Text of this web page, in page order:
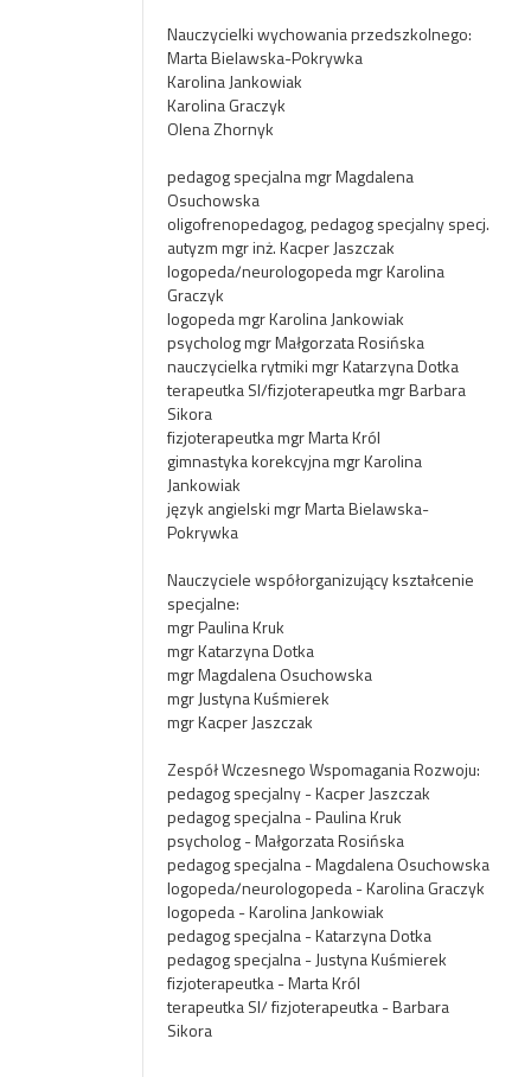
Nauczycielki wychowania przedszkolnego:
Marta Bielawska-Pokrywka
Karolina Jankowiak
Karolina Graczyk
Olena Zhornyk
pedagog specjalna mgr Magdalena
Osuchowska
oligofrenopedagog, pedagog specjalny specj.
autyzm mgr inż. Kacper Jaszczak
logopeda/neurologopeda mgr Karolina
Graczyk
logopeda mgr Karolina Jankowiak
psycholog mgr Małgorzata Rosińska
nauczycielka rytmiki mgr Katarzyna Dotka
terapeutka SI/fizjoterapeutka mgr Barbara
Sikora
fizjoterapeutka mgr Marta Król
gimnastyka korekcyjna mgr Karolina
Jankowiak
język angielski mgr Marta Bielawska-
Pokrywka
Nauczyciele współorganizujący kształcenie
specjalne:
mgr Paulina Kruk
mgr Katarzyna Dotka
mgr Magdalena Osuchowska
mgr Justyna Kuśmierek
mgr Kacper Jaszczak
Zespół Wczesnego Wspomagania Rozwoju:
pedagog specjalny - Kacper Jaszczak
pedagog specjalna - Paulina Kruk
psycholog - Małgorzata Rosińska
pedagog specjalna - Magdalena Osuchowska
logopeda/neurologopeda - Karolina Graczyk
logopeda - Karolina Jankowiak
pedagog specjalna - Katarzyna Dotka
pedagog specjalna - Justyna Kuśmierek
fizjoterapeutka - Marta Król
terapeutka SI/ fizjoterapeutka - Barbara
Sikora